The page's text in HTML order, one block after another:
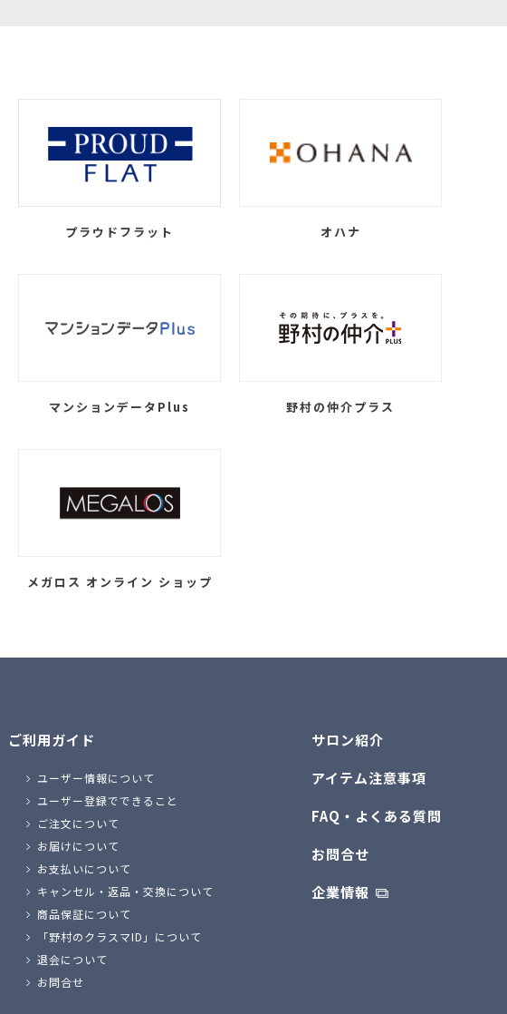
プラウドフラット オハナ
マンションデータPlus 野村の仲介プラス
メガロス オンライン ショップ
ご利用ガイド
ユーザー情報について
ユーザー登録でできること
ご注文について
お届けについて
お支払いについて
キャンセル・返品・交換について
商品保証について
「野村のクラスマID」について
退会について
お問合せ
サロン紹介
アイテム注意事項
FAQ・よくある質問
お問合せ
企業情報